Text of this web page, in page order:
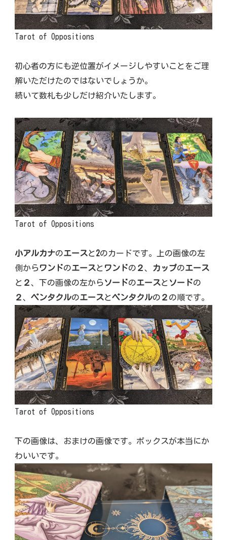
Tarot of Oppositions
初心者の方にも逆位置がイメージしやすいことをご理
解いただけたのではないでしょうか。
続いて数札も少しだけ紹介いたします。
Tarot of Oppositions
小アルカナのエースと 2のカードです。上の画像の左
側からワンドのエースと ワンドの ２、 カップのエース
と ２、下の画像の左からソードのエースと ソードの
２、 ペンタクルのエースとペンタクルの ２ の順です。
Tarot of Oppositions
下の画像は、おまけの画像です。ボックスが本当にか
わいいです。